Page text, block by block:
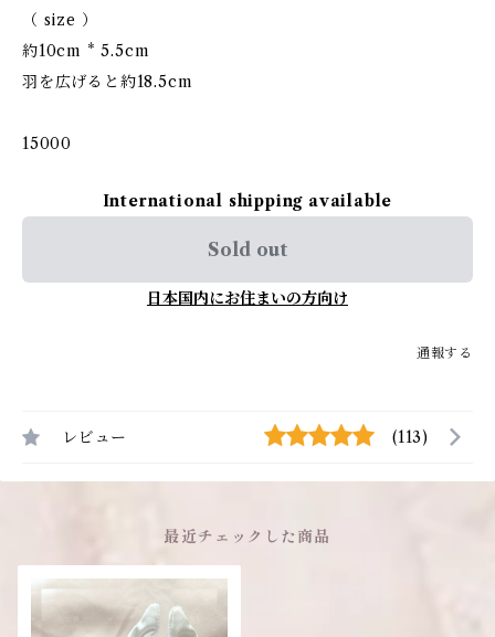
（ size ）
約10cm * 5.5cm
羽を広げると約18.5cm
15000
International shipping available
Sold out
日本国内にお住まいの方向け
通報する
レビュー (113)
最近チェックした商品